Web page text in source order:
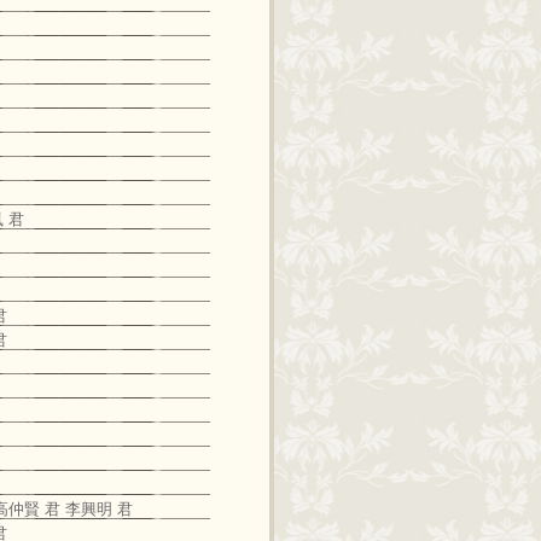
君
仲賢 君 李興明 君